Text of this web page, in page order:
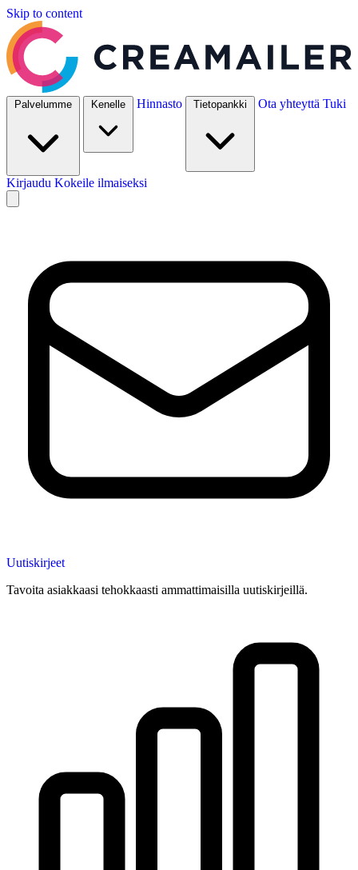
Skip to content
Palvelumme Kenelle Hinnasto Tietopankki Ota yhteyttä Tuki
Kirjaudu Kokeile ilmaiseksi
Uutiskirjeet
Tavoita asiakkaasi tehokkaasti ammattimaisilla uutiskirjeillä.